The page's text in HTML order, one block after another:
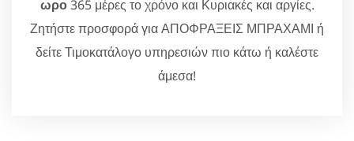
ωρο365 μέρες το χρόνο και Κυριακές και αργίες.
Ζητήστε προσφορά για ΑΠΟΦΡΑΞΕΙΣ ΜΠΡΑΧΑΜΙ ή
δείτε Τιμοκατάλογο υπηρεσιών πιο κάτω ή καλέστε
άμεσα!